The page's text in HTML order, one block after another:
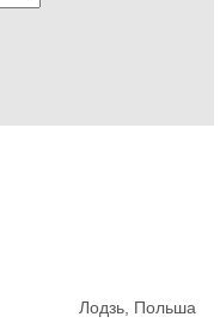
Лодзь, Польша